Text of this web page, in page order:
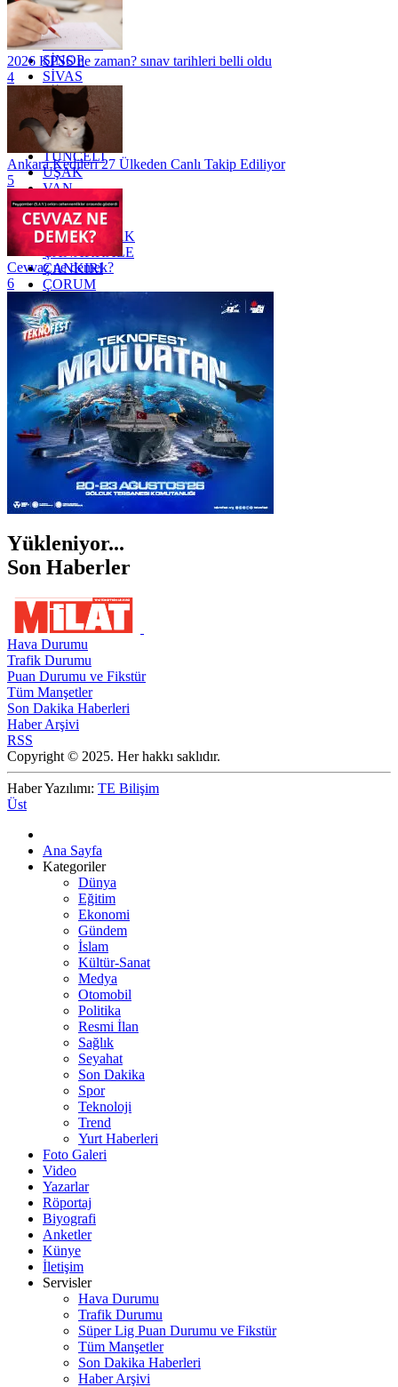
RİZE
SAKARYA
SAMSUN
SİNOP
SİVAS
SİİRT
TEKİRDAĞ
TOKAT
TRABZON
TUNCELİ
UŞAK
VAN
YALOVA
YOZGAT
ZONGULDAK
ÇANAKKALE
ÇANKIRI
ÇORUM
İSTANBUL
İZMİR
ŞANLIURFA
ŞIRNAK
2026 KPSS ne zaman? sınav tarihleri belli oldu
4
Ankara Kedileri 27 Ülkeden Canlı Takip Ediliyor
5
Cevvaz ne demek?
6
Yükleniyor...
Son Haberler
Hava Durumu
Trafik Durumu
Puan Durumu ve Fikstür
Tüm Manşetler
Son Dakika Haberleri
Haber Arşivi
RSS
Copyright © 2025. Her hakkı saklıdır.
Haber Yazılımı: TE Bilişim
Üst
Ana Sayfa
Kategoriler
Dünya
Eğitim
Ekonomi
Gündem
İslam
Kültür-Sanat
Medya
Otomobil
Politika
Resmi İlan
Sağlık
Seyahat
Son Dakika
Spor
Teknoloji
Trend
Yurt Haberleri
Foto Galeri
Video
Yazarlar
Röportaj
Biyografi
Anketler
Künye
İletişim
Servisler
Hava Durumu
Trafik Durumu
Süper Lig Puan Durumu ve Fikstür
Tüm Manşetler
Son Dakika Haberleri
Haber Arşivi